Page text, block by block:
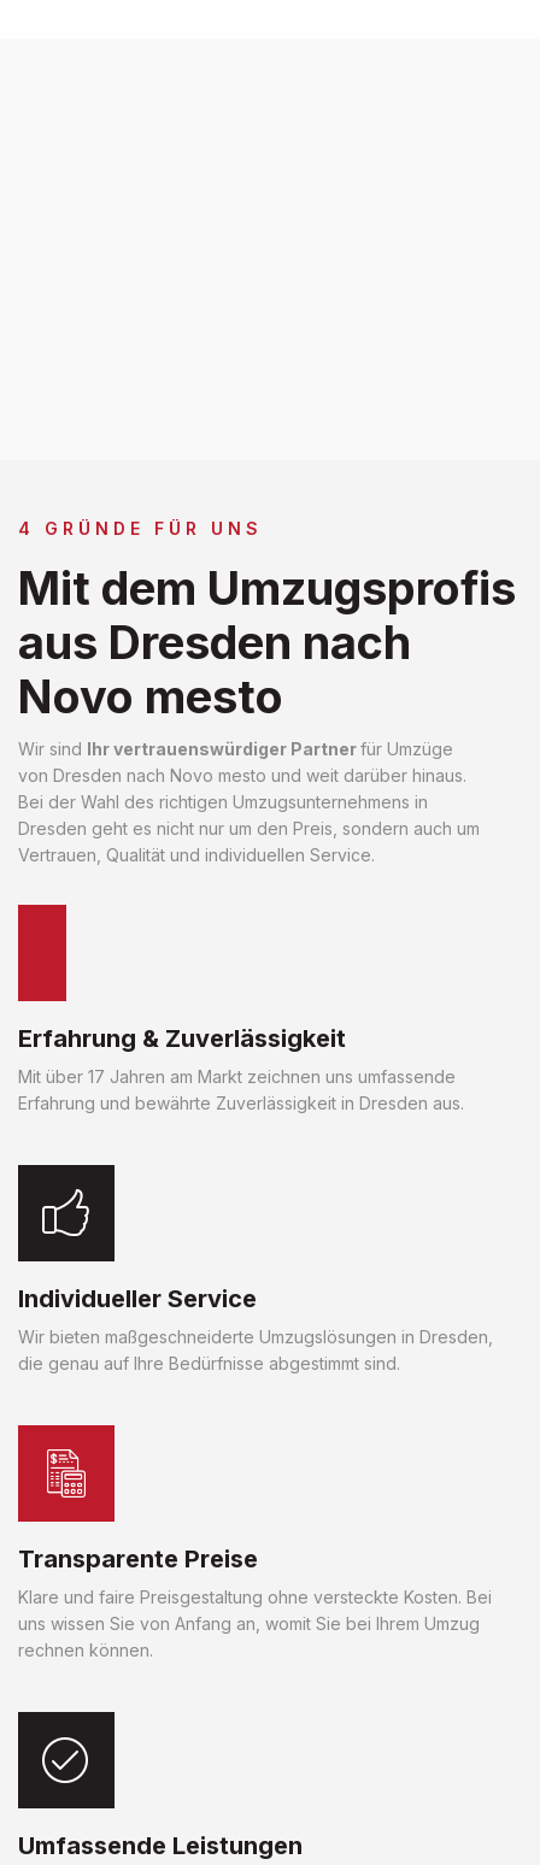
4 GRÜNDE FÜR UNS
Mit dem Umzugsprofis
aus Dresden nach
Novo mesto
Wir sind Ihr vertrauenswürdiger Partnerfür Umzüge
von Dresden nach Novo mesto und weit darüber hinaus.
Bei der Wahl des richtigen Umzugsunternehmens in
Dresden geht es nicht nur um den Preis, sondern auch um
Vertrauen, Qualität und individuellen Service.
Erfahrung & Zuverlässigkeit
Mit über 17 Jahren am Markt zeichnen uns umfassende
Erfahrung und bewährte Zuverlässigkeit in Dresden aus.
Individueller Service
Wir bieten maßgeschneiderte Umzugslösungen in Dresden,
die genau auf Ihre Bedürfnisse abgestimmt sind.
Transparente Preise
Klare und faire Preisgestaltung ohne versteckte Kosten. Bei
uns wissen Sie von Anfang an, womit Sie bei Ihrem Umzug
rechnen können.
Umfassende Leistungen